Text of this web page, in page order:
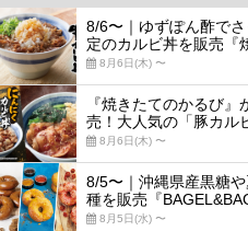
8/6〜｜ゆずぽん酢で
定のカルビ丼を販売『
8月6日(木) 〜
『焼きたてのかるび
売！大人気の「豚カル
8月6日(木) 〜
8/5〜｜沖縄県産黒糖
種を販売『
8月5日(水) 〜